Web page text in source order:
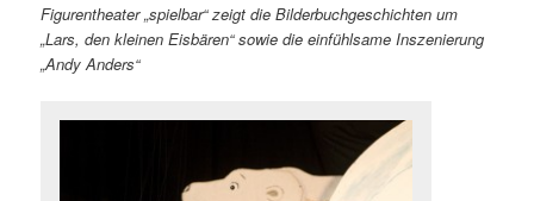
Figurentheater „spielbar“ zeigt die Bilderbuchgeschichten um
„Lars, den kleinen Eisbären“ sowie die einfühlsame Inszenierung
„Andy Anders“